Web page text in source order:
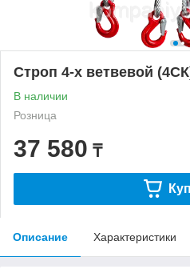
Строп 4-х ветвевой
В наличии
Розница
37 580 ₸
Описание Характеристики